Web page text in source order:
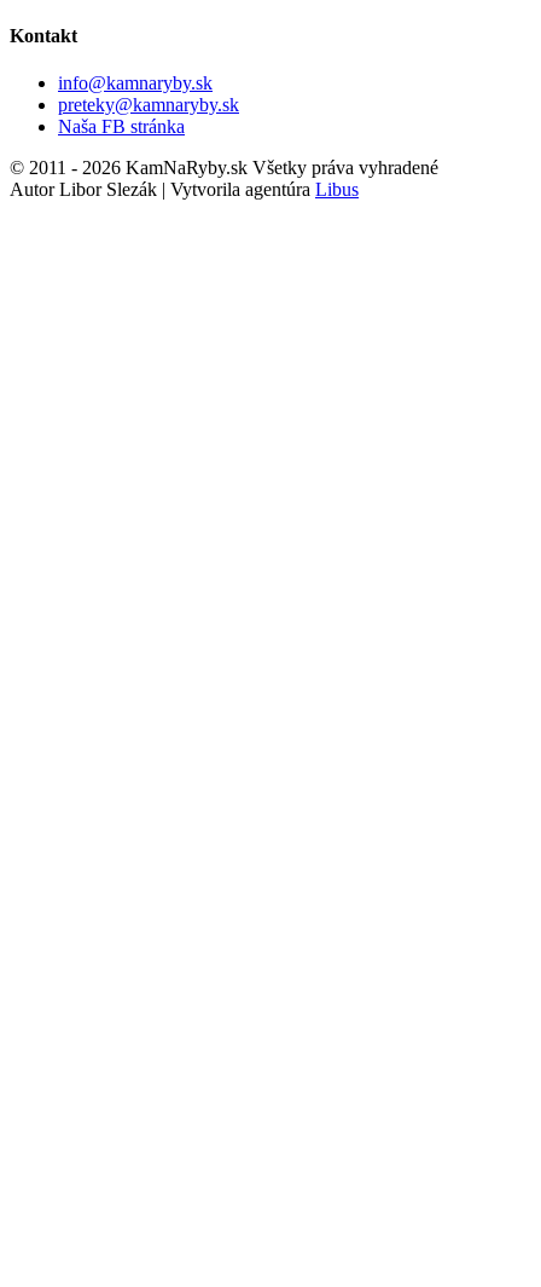
Kontakt
info@kamnaryby.sk
preteky@kamnaryby.sk
Naša FB stránka
© 2011 - 2026 KamNaRyby.sk Všetky práva vyhradené
Autor Libor Slezák | Vytvorila agentúra Libus